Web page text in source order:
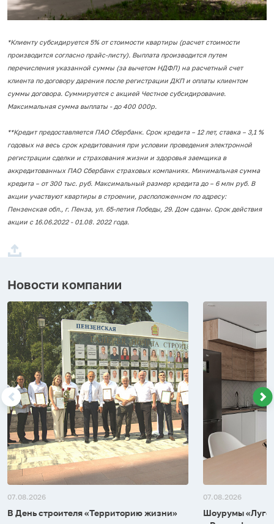
*Клиенту субсидируется 5% от стоимости квартиры (расчет стоимости
производится согласно прайс-листу). Выплата производится путем
перечисления указанной суммы (за вычетом НДФЛ) на расчетный счет
клиента по договору дарения после регистрации ДКП и оплаты клиентом
суммы договора. Суммируется с акцией Честное субсидирование.
Максимальная сумма выплаты - до 400 000р.
**Кредит предоставляется ПАО Сбербанк. Срок кредита – 12 лет, ставка – 3,1 %
годовых на весь срок кредитования при условии проведения электронной
регистрации сделки и страхования жизни и здоровья заемщика в
аккредитованных ПАО Сбербанк страховых компаниях. Минимальная сумма
кредита – от 300 тыс. руб. Максимальный размер кредита до – 6 млн руб. В
акции участвуют квартиры в строении, расположенном по адресу:
Пензенская обл., г. Пенза, ул. 65-летия Победы, 29. Дом сданы. Срок действия
акции с 16.06.2022 - 01.08. 2022 года.
Новости компании
07.08.2026
В День строителя «Территорию жизни»
07.08.2026
Шоурумы